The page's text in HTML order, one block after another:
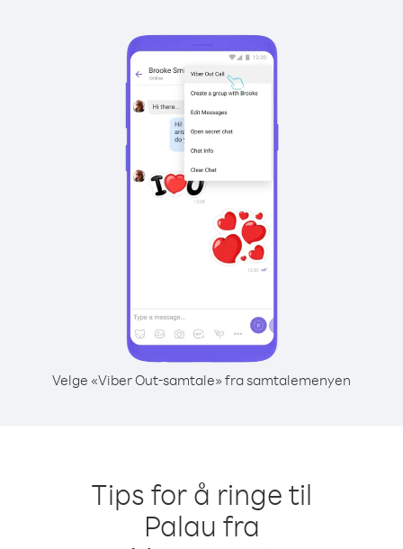
Velge «Viber Out-samtale» fra samtalemenyen
Tips for å ringe til
Palau fra